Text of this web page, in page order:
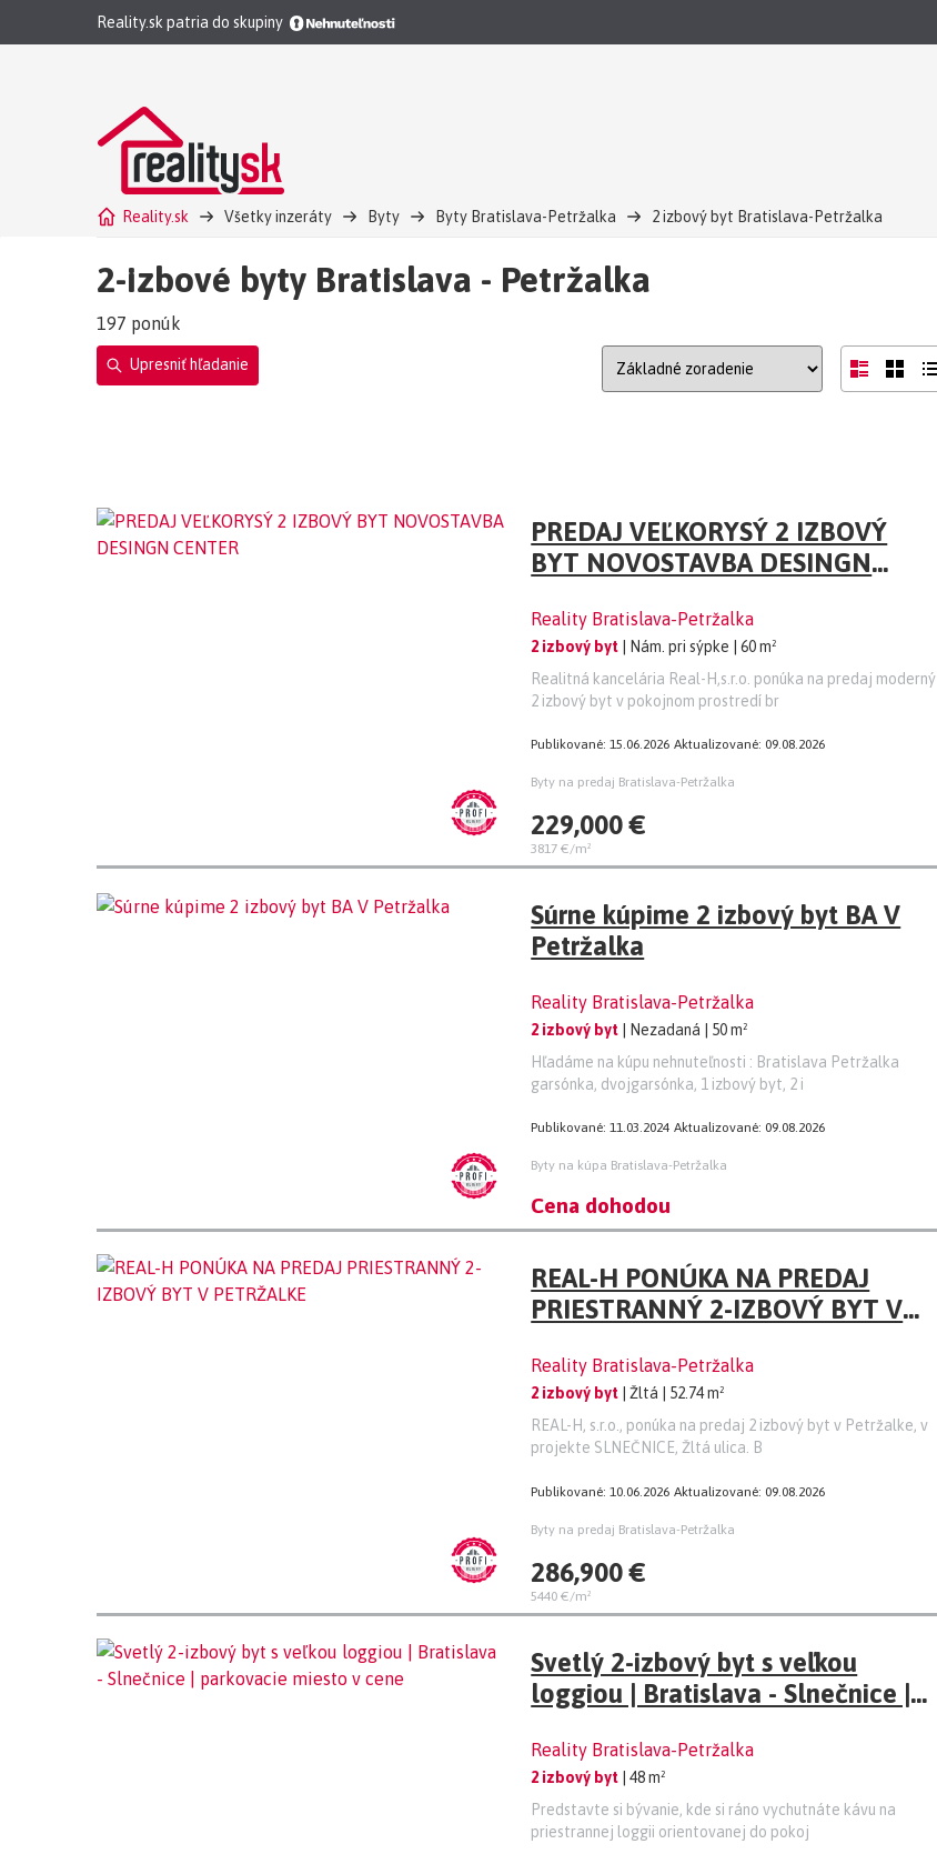
Reality.sk patria do skupiny
Reality.sk Všetky inzeráty Byty Byty Bratislava-Petržalka 2 izbový byt Bratislava-Petržalka
2-izbové byty Bratislava - Petržalka
197 ponúk
Upresniť hľadanie
PREDAJ VEĽKORYSÝ 2 IZBOVÝ
BYT NOVOSTAVBA DESINGN
Reality Bratislava-Petržalka
2 izbový byt | Nám. pri sýpke
| 60 m²
Realitná kancelária Real-H,s.r.o. ponúka na predaj moderný
2 izbový byt v pokojnom prostredí br
Publikované: 15.06.2026 Aktualizované: 09.08.2026
Byty na predaj Bratislava-Petržalka
229,000 €
3817 €/m²
Súrne kúpime 2 izbový byt BA V
Petržalka
Reality Bratislava-Petržalka
2 izbový byt | Nezadaná
| 50 m²
Hľadáme na kúpu nehnuteľnosti : Bratislava Petržalka
garsónka, dvojgarsónka, 1 izbový byt, 2 i
Publikované: 11.03.2024 Aktualizované: 09.08.2026
Byty na kúpa Bratislava-Petržalka
Cena dohodou
REAL-H PONÚKA NA PREDAJ
PRIESTRANNÝ 2-IZBOVÝ BYT V
Reality Bratislava-Petržalka
2 izbový byt | Žltá
| 52.74 m²
REAL-H, s.r.o., ponúka na predaj 2 izbový byt v Petržalke, v
projekte SLNEČNICE, Žltá ulica. B
Publikované: 10.06.2026 Aktualizované: 09.08.2026
Byty na predaj Bratislava-Petržalka
286,900 €
5440 €/m²
Svetlý 2-izbový byt s veľkou
loggiou | Bratislava - Slnečnice |
Reality Bratislava-Petržalka
2 izbový byt
| 48 m²
Predstavte si bývanie, kde si ráno vychutnáte kávu na
priestrannej loggii orientovanej do pokoj